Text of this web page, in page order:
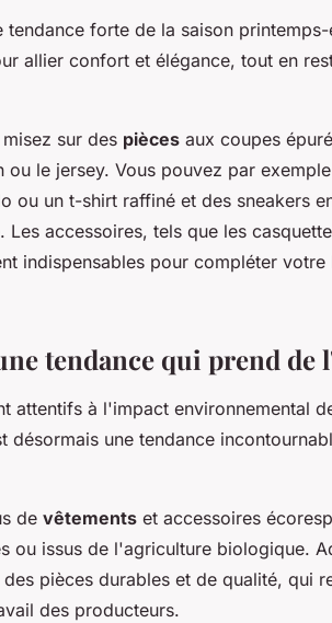
tendance forte de la saison
allier confort et élégance, tout en
sur des pièces aux coupes
le jersey. Vous pouvez par
ou un t-shirt raffiné et des sneakers
accessoires, tels que les
indispensables pour compléter votre
tendance qui prend de
attentifs à l'impact environnemental
désormais une tendance
de vêtements et accessoires
ou issus de l'agriculture biologique.
pièces durables et de qualité, qui
des producteurs.